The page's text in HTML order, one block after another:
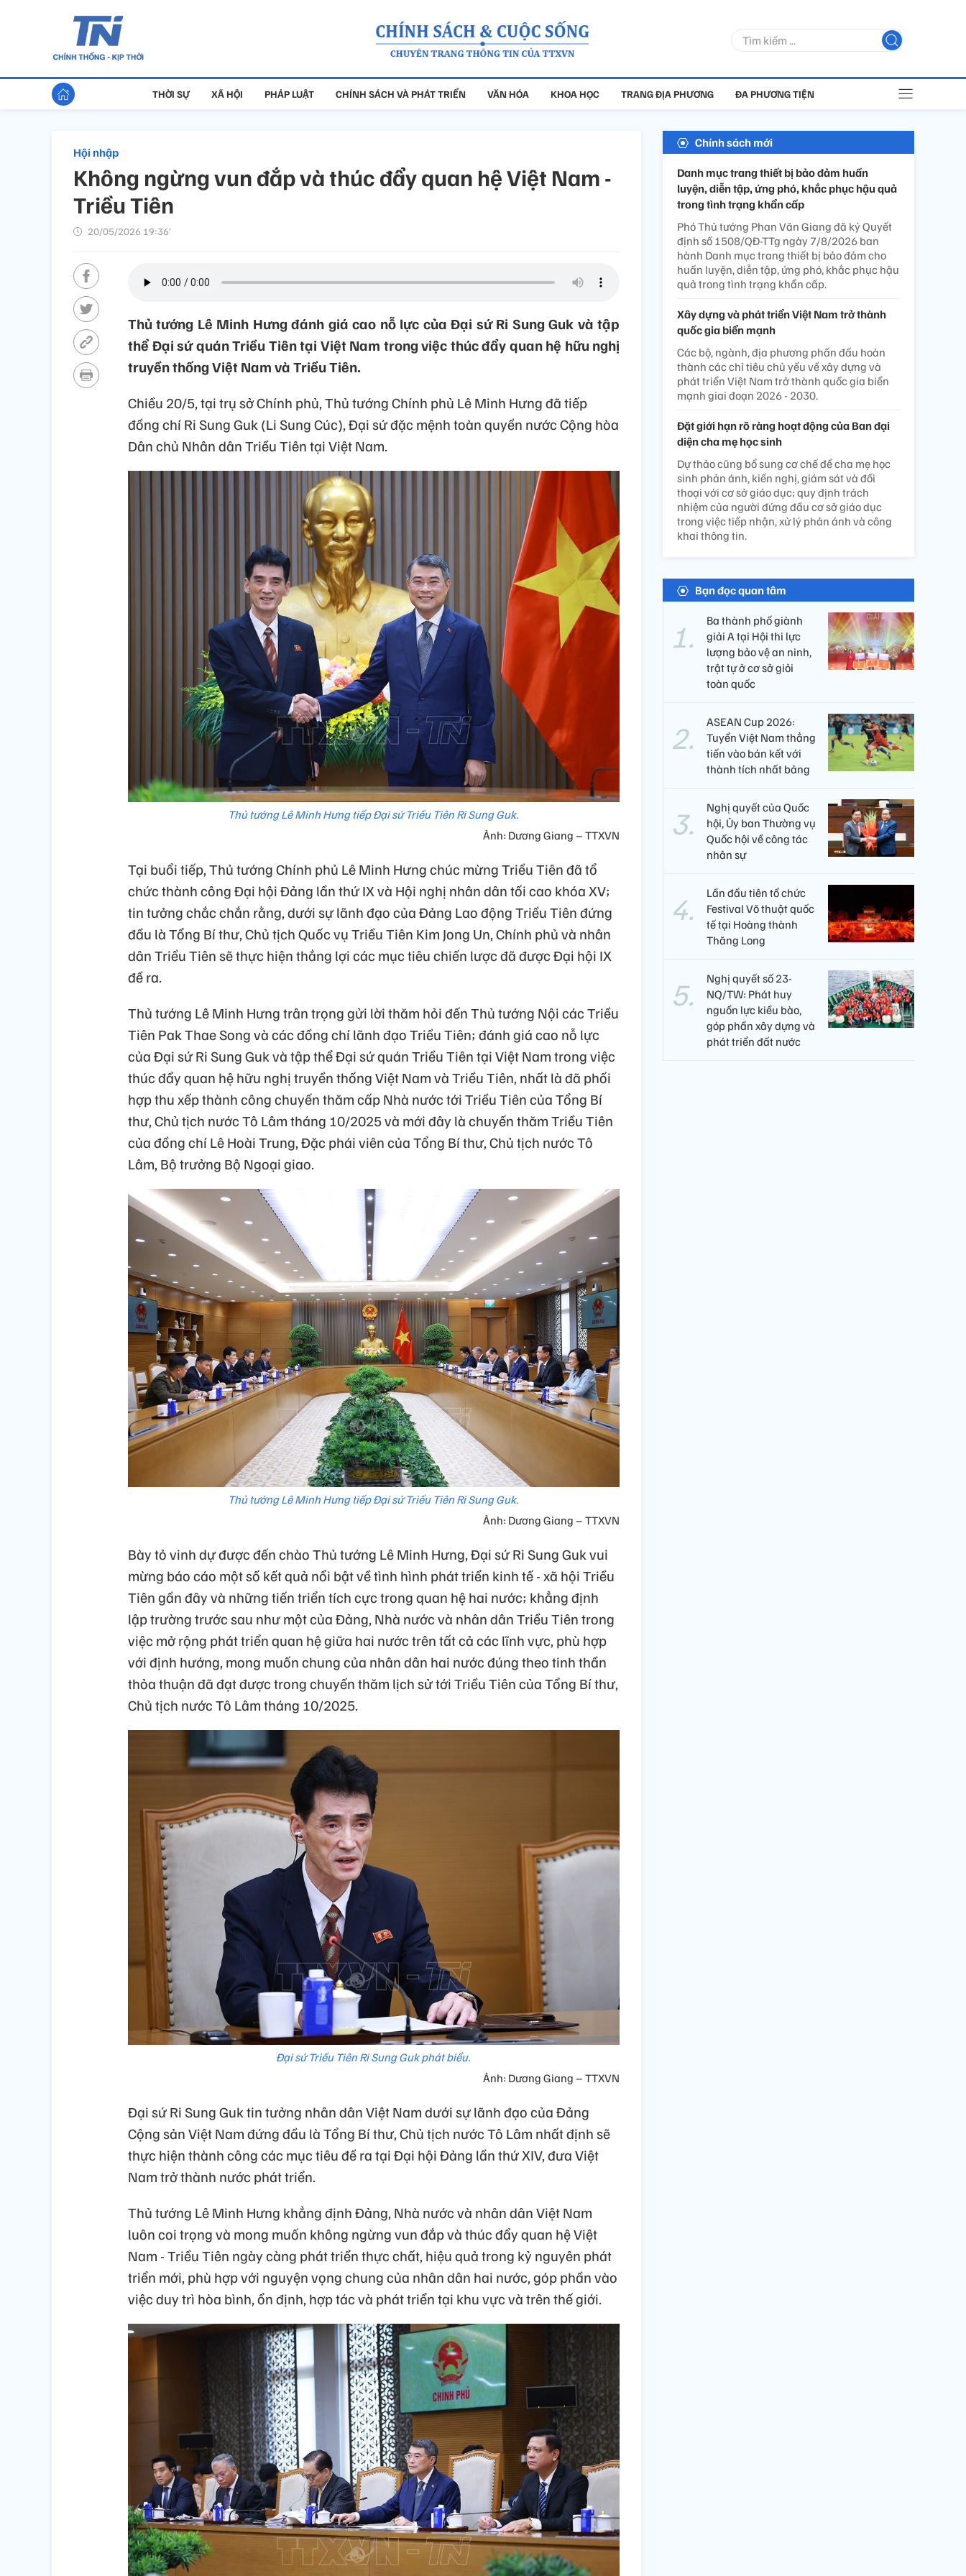
THỜI SỰ XÃ HỘI PHÁP LUẬT CHÍNH SÁCH VÀ PHÁT TRIỂN VĂN HÓA KHOA HỌC TRANG ĐỊA PHƯƠNG ĐA PHƯƠNG TIỆN
Hội nhập
Không ngừng vun đắp và thúc đẩy quan hệ Việt Nam -
Triều Tiên
20/05/2026 19:36’
Thủ tướng Lê Minh Hưng đánh giá cao nỗ lực của Đại sứ Ri Sung Guk và tập
thể Đại sứ quán Triều Tiên tại Việt Nam trong việc thúc đẩy quan hệ hữu nghị
truyền thống Việt Nam và Triều Tiên.
Chiều 20/5, tại trụ sở Chính phủ, Thủ tướng Chính phủ Lê Minh Hưng đã tiếp
đồng chí Ri Sung Guk (Li Sung Cúc), Đại sứ đặc mệnh toàn quyền nước Cộng hòa
Dân chủ Nhân dân Triều Tiên tại Việt Nam.
Thủ tướng Lê Minh Hưng tiếp Đại sứ Triều Tiên Ri Sung Guk.
Ảnh: Dương Giang – TTXVN
Tại buổi tiếp, Thủ tướng Chính phủ Lê Minh Hưng chúc mừng Triều Tiên đã tổ
chức thành công Đại hội Đảng lần thứ IX và Hội nghị nhân dân tối cao khóa XV;
tin tưởng chắc chắn rằng, dưới sự lãnh đạo của Đảng Lao động Triều Tiên đứng
đầu là Tổng Bí thư, Chủ tịch Quốc vụ Triều Tiên Kim Jong Un, Chính phủ và nhân
dân Triều Tiên sẽ thực hiện thắng lợi các mục tiêu chiến lược đã được Đại hội IX
đề ra.
Thủ tướng Lê Minh Hưng trân trọng gửi lời thăm hỏi đến Thủ tướng Nội các Triều
Tiên Pak Thae Song và các đồng chí lãnh đạo Triều Tiên; đánh giá cao nỗ lực
của Đại sứ Ri Sung Guk và tập thể Đại sứ quán Triều Tiên tại Việt Nam trong việc
thúc đẩy quan hệ hữu nghị truyền thống Việt Nam và Triều Tiên, nhất là đã phối
hợp thu xếp thành công chuyến thăm cấp Nhà nước tới Triều Tiên của Tổng Bí
thư, Chủ tịch nước Tô Lâm tháng 10/2025 và mới đây là chuyến thăm Triều Tiên
của đồng chí Lê Hoài Trung, Đặc phái viên của Tổng Bí thư, Chủ tịch nước Tô
Lâm, Bộ trưởng Bộ Ngoại giao.
Thủ tướng Lê Minh Hưng tiếp Đại sứ Triều Tiên Ri Sung Guk.
Ảnh: Dương Giang – TTXVN
Bày tỏ vinh dự được đến chào Thủ tướng Lê Minh Hưng, Đại sứ Ri Sung Guk vui
mừng báo cáo một số kết quả nổi bật về tình hình phát triển kinh tế - xã hội Triều
Tiên gần đây và những tiến triển tích cực trong quan hệ hai nước; khẳng định
lập trường trước sau như một của Đảng, Nhà nước và nhân dân Triều Tiên trong
việc mở rộng phát triển quan hệ giữa hai nước trên tất cả các lĩnh vực, phù hợp
với định hướng, mong muốn chung của nhân dân hai nước đúng theo tinh thần
thỏa thuận đã đạt được trong chuyến thăm lịch sử tới Triều Tiên của Tổng Bí thư,
Chủ tịch nước Tô Lâm tháng 10/2025.
Đại sứ Triều Tiên Ri Sung Guk phát biểu.
Ảnh: Dương Giang – TTXVN
Đại sứ Ri Sung Guk tin tưởng nhân dân Việt Nam dưới sự lãnh đạo của Đảng
Cộng sản Việt Nam đứng đầu là Tổng Bí thư, Chủ tịch nước Tô Lâm nhất định sẽ
thực hiện thành công các mục tiêu đề ra tại Đại hội Đảng lần thứ XIV, đưa Việt
Nam trở thành nước phát triển.
Thủ tướng Lê Minh Hưng khẳng định Đảng, Nhà nước và nhân dân Việt Nam
luôn coi trọng và mong muốn không ngừng vun đắp và thúc đẩy quan hệ Việt
Nam - Triều Tiên ngày càng phát triển thực chất, hiệu quả trong kỷ nguyên phát
triển mới, phù hợp với nguyện vọng chung của nhân dân hai nước, góp phần vào
việc duy trì hòa bình, ổn định, hợp tác và phát triển tại khu vực và trên thế giới.
Chính sách mới
Danh mục trang thiết bị bảo đảm huấn
luyện, diễn tập, ứng phó, khắc phục hậu quả
trong tình trạng khẩn cấp
Phó Thủ tướng Phan Văn Giang đã ký Quyết
định số 1508/QĐ-TTg ngày 7/8/2026 ban
hành Danh mục trang thiết bị bảo đảm cho
huấn luyện, diễn tập, ứng phó, khắc phục hậu
quả trong tình trạng khẩn cấp.
Xây dựng và phát triển Việt Nam trở thành
quốc gia biển mạnh
Các bộ, ngành, địa phương phấn đấu hoàn
thành các chỉ tiêu chủ yếu về xây dựng và
phát triển Việt Nam trở thành quốc gia biển
mạnh giai đoạn 2026 - 2030.
Đặt giới hạn rõ ràng hoạt động của Ban đại
diện cha mẹ học sinh
Dự thảo cũng bổ sung cơ chế để cha mẹ học
sinh phản ánh, kiến nghị, giám sát và đối
thoại với cơ sở giáo dục; quy định trách
nhiệm của người đứng đầu cơ sở giáo dục
trong việc tiếp nhận, xử lý phản ánh và công
khai thông tin.
Bạn đọc quan tâm
Ba thành phố giành
giải A tại Hội thi lực
lượng bảo vệ an ninh,
trật tự ở cơ sở giỏi
toàn quốc
ASEAN Cup 2026:
Tuyển Việt Nam thẳng
tiến vào bán kết với
thành tích nhất bảng
Nghị quyết của Quốc
hội, Ủy ban Thường vụ
Quốc hội về công tác
nhân sự
Lần đầu tiên tổ chức
Festival Võ thuật quốc
tế tại Hoàng thành
Thăng Long
Nghị quyết số 23-
NQ/TW: Phát huy
nguồn lực kiều bào,
góp phần xây dựng và
phát triển đất nước